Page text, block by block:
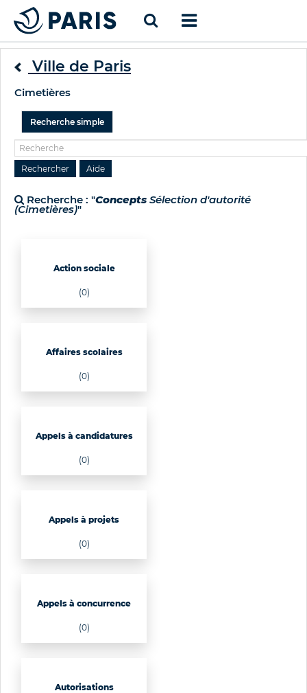
Ville de Paris
Cimetières
Recherche simple
Recherche : "Concepts Sélection d'autorité
(Cimetières)"
Action sociale
(0)
Affaires scolaires
(0)
Appels à candidatures
(0)
Appels à projets
(0)
Appels à concurrence
(0)
Autorisations